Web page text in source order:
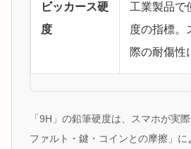
ビッカース硬
度
工業製品で
度の指標。
際の耐傷性
「9H」の鉛筆硬度は、スマホが実
ファルト・鍵・コインとの摩擦」